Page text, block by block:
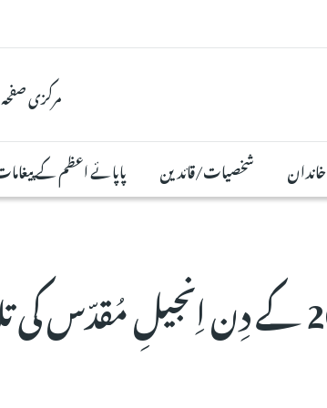
مرکزی صفحہ
خاندان شخصیات/قائدین پاپائے اعظم کے
آج مورخہ 16 اکتوبر2025 کے دِن اِنجیلِ